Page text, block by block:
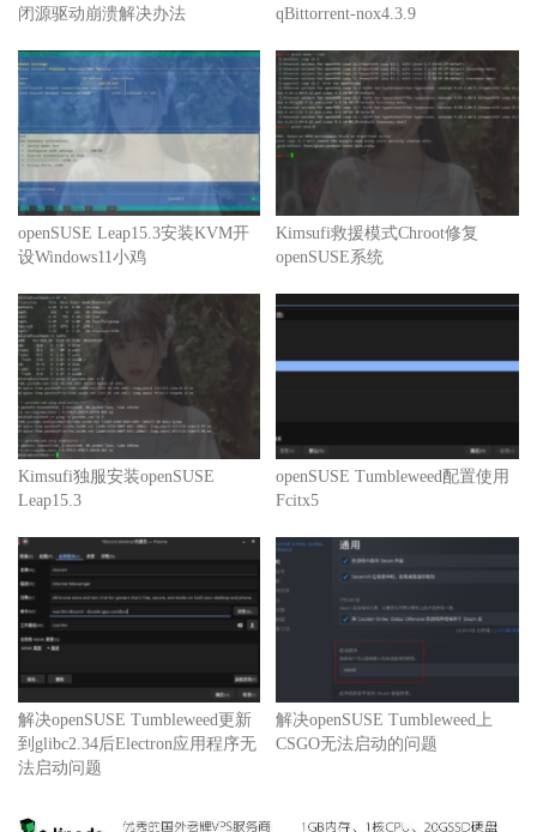
闭源驱动崩溃解决办法
qBittorrent-nox4.3.9
openSUSE Leap15.3安装KVM开
设Windows11小鸡
Kimsufi救援模式Chroot修复
openSUSE系统
Kimsufi独服安装openSUSE
Leap15.3
openSUSE Tumbleweed配置使用
Fcitx5
解决openSUSE Tumbleweed更新
到glibc2.34后Electron应用程序无
法启动问题
解决openSUSE Tumbleweed上
CSGO无法启动的问题